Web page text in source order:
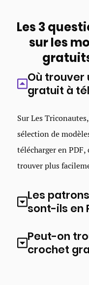
Les 3
sur les
Où trouver
gratuit à
Sur Les
sélection de
télécharger en PDF,
trouver plus
Les
sont-ils en
Peut-on
crochet